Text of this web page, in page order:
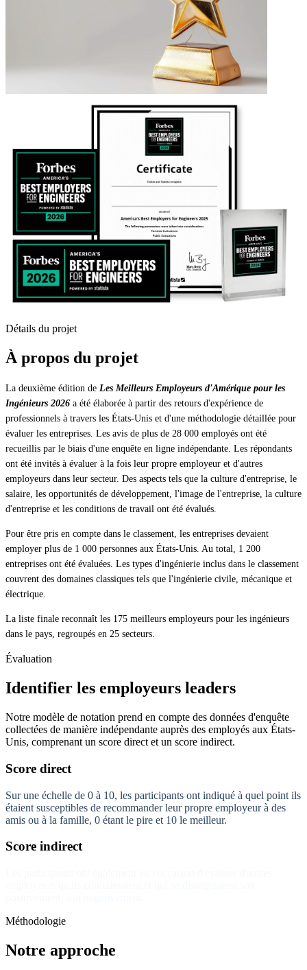
Détails du projet
À propos du projet
La deuxième édition de Les Meilleurs Employeurs d'Amérique pour les
Ingénieurs 2026 a été élaborée à partir des retours d'expérience de
professionnels à travers les États-Unis et d'une méthodologie détaillée pour
évaluer les entreprises. Les avis de plus de 28 000 employés ont été
recueillis par le biais d'une enquête en ligne indépendante. Les répondants
ont été invités à évaluer à la fois leur propre employeur et d'autres
employeurs dans leur secteur. Des aspects tels que la culture d'entreprise, le
salaire, les opportunités de développement, l'image de l'entreprise, la culture
d'entreprise et les conditions de travail ont été évalués.
Pour être pris en compte dans le classement, les entreprises devaient
employer plus de 1 000 personnes aux États-Unis. Au total, 1 200
entreprises ont été évaluées. Les types d'ingénierie inclus dans le classement
couvrent des domaines classiques tels que l'ingénierie civile, mécanique et
électrique.
La liste finale reconnaît les 175 meilleurs employeurs pour les ingénieurs
dans le pays, regroupés en 25 secteurs.
Évaluation
Identifier les employeurs leaders
Notre modèle de notation prend en compte des données d'enquête
collectées de manière indépendante auprès des employés aux États-
Unis, comprenant un score direct et un score indirect.
Score direct
Sur une échelle de 0 à 10, les participants ont indiqué à quel point ils
étaient susceptibles de recommander leur propre employeur à des
amis ou à la famille, 0 étant le pire et 10 le meilleur.
Score indirect
Méthodologie
Notre approche